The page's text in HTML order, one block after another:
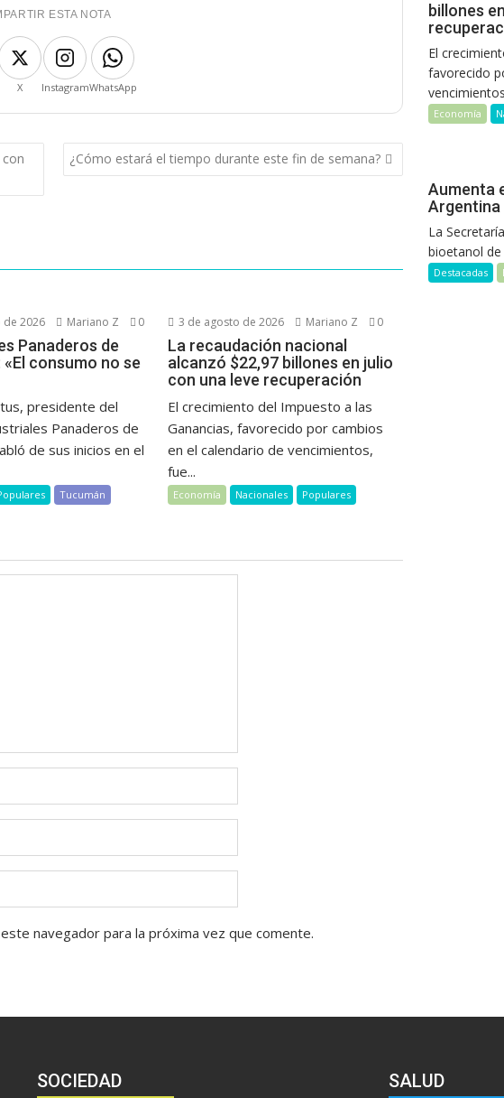
ESTA NOTA
X InstagramWhatsApp
¿Cómo estará el tiempo durante este fin de semana?
de 2026 Mariano Z 0
Panaderos de
consumo no se
presidente del
Panaderos de
de sus inicios en el
Tucumán
3 de agosto de 2026 Mariano Z 0
La recaudación nacional
alcanzó $22,97 billones en julio
con una leve recuperación
El crecimiento del Impuesto a las
Ganancias, favorecido por cambios
en el calendario de vencimientos,
fue...
Economía Nacionales Populares
navegador para la próxima vez que comente.
billones
El
favorecido
Economía
Aumenta
Argentina
La
bioetanol de
Destacadas
SOCIEDAD SALUD